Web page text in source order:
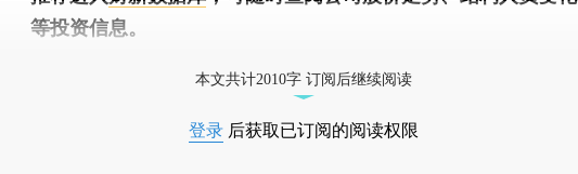
等投资信息。
本文共计2010字 订阅后继续阅读
登录 后获取已订阅的阅读权限